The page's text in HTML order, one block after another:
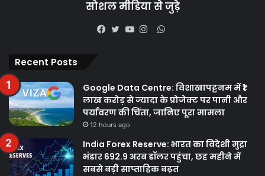
सोशल मीडिया से जुड़े
WhatsApp
Recent Posts
Google Data Centre: विशाखापट्टनम में ₹1
लाख करोड़ से ज्यादा के प्रोजेक्ट पर पानी और
पर्यावरण की चिंता, जानिए पूरा मामला
12 hours ago
India Forex Reserve: भारत का विदेशी मुद्रा
भंडार 692.9 अरब डॉलर पहुंचा, छह महीने में
सबसे बड़ी साप्ताहिक बढ़त